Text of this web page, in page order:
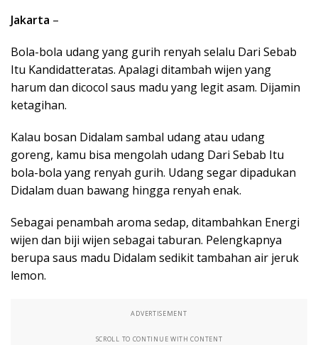
Jakarta –
Bola-bola udang yang gurih renyah selalu Dari Sebab
Itu Kandidatteratas. Apalagi ditambah wijen yang
harum dan dicocol saus madu yang legit asam. Dijamin
ketagihan.
Kalau bosan Didalam sambal udang atau udang
goreng, kamu bisa mengolah udang Dari Sebab Itu
bola-bola yang renyah gurih. Udang segar dipadukan
Didalam duan bawang hingga renyah enak.
Sebagai penambah aroma sedap, ditambahkan Energi
wijen dan biji wijen sebagai taburan. Pelengkapnya
berupa saus madu Didalam sedikit tambahan air jeruk
lemon.
ADVERTISEMENT
SCROLL TO CONTINUE WITH CONTENT